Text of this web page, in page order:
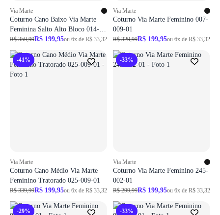
Via Marte
Coturno Cano Baixo Via Marte
Feminina Salto Alto Bloco 014-
002-01
R$ 359,99R$ 199,95ou 6x de R$ 33,32
Via Marte
Coturno Via Marte Feminino 007-
009-01
R$ 329,99R$ 199,95ou 6x de R$ 33,32
-41%
Via Marte
Coturno Cano Médio Via Marte
Feminino Tratorado 025-009-01
R$ 339,99R$ 199,95ou 6x de R$ 33,32
-33%
Via Marte
Coturno Via Marte Feminino 245-
002-01
R$ 299,99R$ 199,95ou 6x de R$ 33,32
-29% -33%